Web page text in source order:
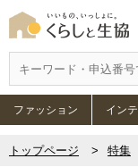
ファッション イン
トップページ 特集